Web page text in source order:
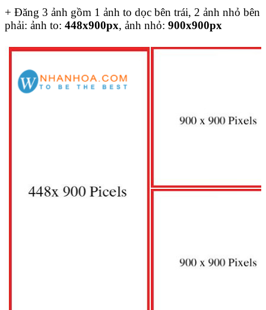
+ Đăng 3 ảnh gồm 1 ảnh to dọc bên trái, 2 ảnh nhỏ bên
phải: ảnh to: 448x900px, ảnh nhỏ: 900x900px